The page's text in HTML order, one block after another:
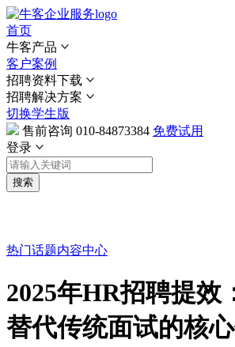
首页
牛客产品
客户案例
招聘资料下载
招聘解决方案
切换学生版
售前咨询 010-84873384 免费试用
登录
搜索
热门话题内容中心
2025年HR招聘提效
替代传统面试的核